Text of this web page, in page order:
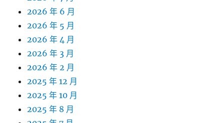
2026 年 6 月
2026 年 5 月
2026 年 4 月
2026 年 3 月
2026 年 2 月
2025 年 12 月
2025 年 10 月
2025 年 8 月